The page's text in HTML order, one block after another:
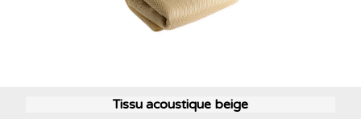
Tissu acoustique beige